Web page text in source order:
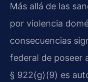
Más allá de las
por violencia
consecuencias
federal de poseer
§ 922(g)(9) es